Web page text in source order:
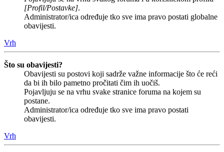
[Profil/Postavke].
Administrator/ica određuje tko sve ima pravo postati globalne
obavijesti.
Vrh
Što su obavijesti?
Obavijesti su postovi koji sadrže važne informacije što će reći
da bi ih bilo pametno pročitati čim ih uočiš.
Pojavljuju se na vrhu svake stranice foruma na kojem su
postane.
Administrator/ica određuje tko sve ima pravo postati
obavijesti.
Vrh